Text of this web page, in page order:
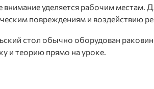
уделяется рабочим местам.
повреждениям и воздействию
стол обычно оборудован
и теорию прямо на уроке.